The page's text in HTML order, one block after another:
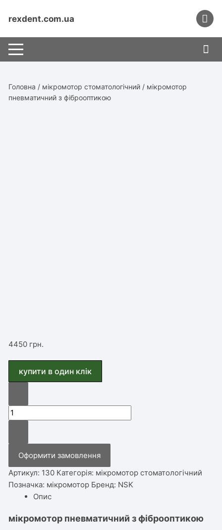
rexdent.com.ua
Головна / мікромотор стоматологічний / мікромотор
пневматичний з фіброоптикою
4450 грн.
купити в один клiк
мікромотор
пневматичний
фіброоптикою
кількість
Оформити замовлення
Артикул: 130 Категорія: мікромотор стоматологічний
Позначка: мікромотор Бренд: NSK
Опис
мікромотор пневматичний з фіброоптикою